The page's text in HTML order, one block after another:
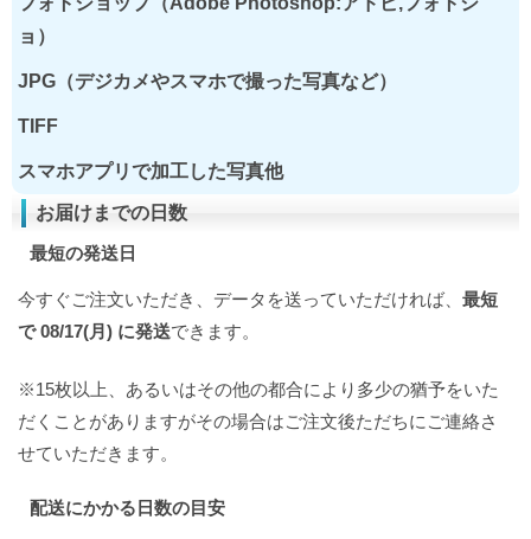
ョ）
JPG（デジカメやスマホで撮った写真など）
TIFF
スマホアプリで加工した写真他
お届けまでの日数
最短の発送日
今すぐご注文いただき、データを送っていただければ、 最短
で 08/17(月) に発送できます。
※15枚以上、あるいはその他の都合により多少の猶予をいた
だくことがありますがその場合はご注文後ただちにご連絡さ
せていただきます。
配送にかかる日数の目安